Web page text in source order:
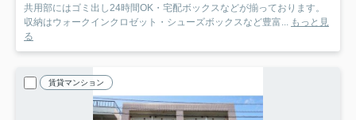
共用部にはゴミ出し24時間OK・宅配ボックスなどが揃っております。
収納はウォークインクロゼット・シューズボックスなど豊富... もっと見
る
賃貸マンション